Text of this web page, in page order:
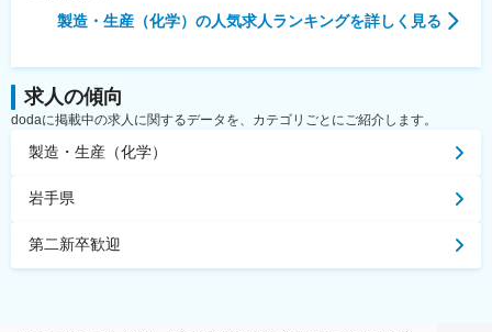
◎平均残業は14.4時間程度
変更の範囲：会社の定める業務
製造・生産（化学） の人気求人ランキングを詳しく見る
求人の傾向
dodaに掲載中の求人に関するデータを、カテゴリごとにご紹介します。
製造・生産（化学）
岩手県
第二新卒歓迎